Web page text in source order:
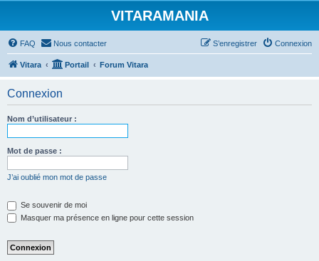
VITARAMANIA
FAQ Nous contacter Connexion
S’enregistrer
Vitara Portail Forum Vitara
Connexion
Nom d’utilisateur :
Mot de passe :
J’ai oublié mon mot de passe
Se souvenir de moi
Masquer ma présence en ligne pour cette session